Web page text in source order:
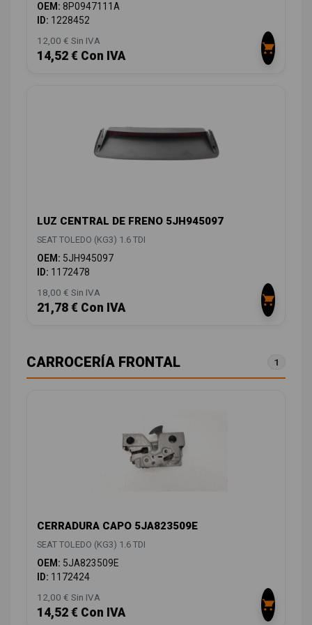
OEM: 8P0947111A
ID: 1228452
12,00 € Sin IVA
14,52 € Con IVA
LUZ CENTRAL DE FRENO 5JH945097
SEAT TOLEDO (KG3) 1.6 TDI
OEM: 5JH945097
ID: 1172478
18,00 € Sin IVA
21,78 € Con IVA
CARROCERÍA FRONTAL 1
CERRADURA CAPO 5JA823509E
SEAT TOLEDO (KG3) 1.6 TDI
OEM: 5JA823509E
ID: 1172424
12,00 € Sin IVA
14,52 € Con IVA